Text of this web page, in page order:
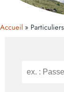
Accueil Particuliers